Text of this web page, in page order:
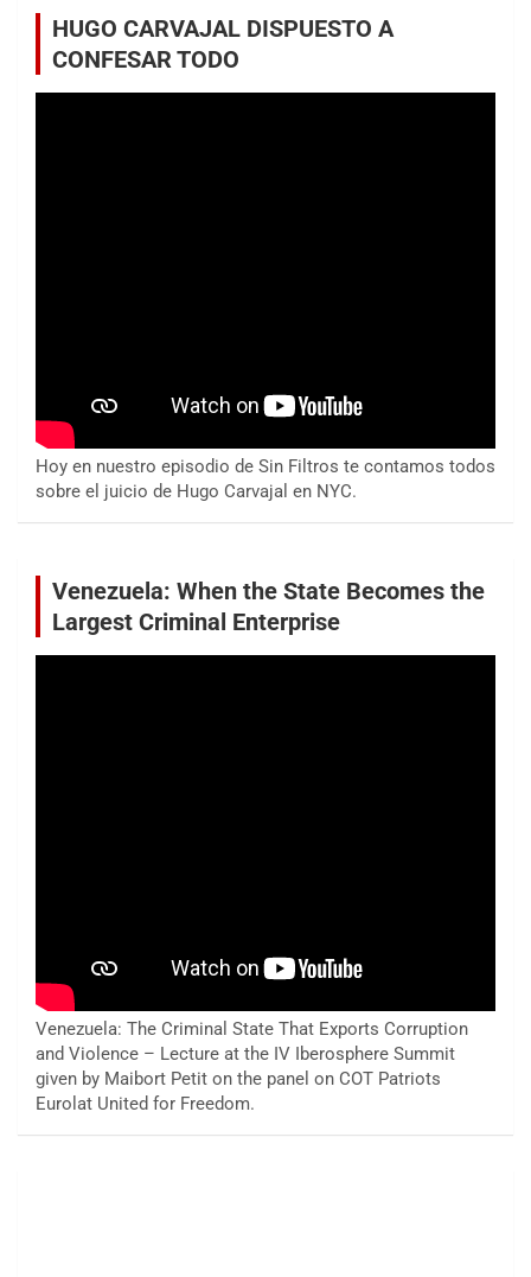
HUGO CARVAJAL DISPUESTO A
CONFESAR TODO
Hoy en nuestro episodio de Sin Filtros te contamos todos
sobre el juicio de Hugo Carvajal en NYC.
Venezuela: When the State Becomes the
Largest Criminal Enterprise
Venezuela: The Criminal State That Exports Corruption
and Violence – Lecture at the IV Iberosphere Summit
given by Maibort Petit on the panel on COT Patriots
Eurolat United for Freedom.